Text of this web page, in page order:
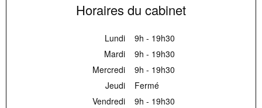
Horaires du cabinet
Lundi
9h - 19h30
Mardi
9h - 19h30
Mercredi
9h - 19h30
Jeudi
Fermé
Vendredi
9h - 19h30